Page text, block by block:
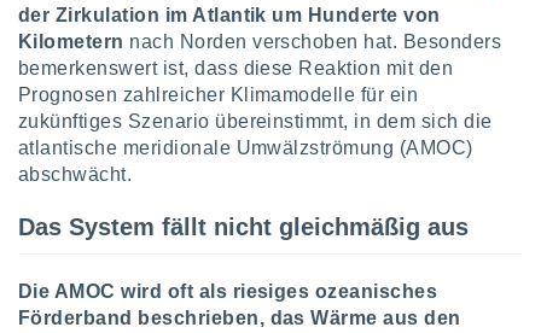
sind,
weiterhin
Sie
In
werden
der Zirkulation im Atlantik um Hunderte von
Kilometern nach Norden verschoben hat. Besonders
bemerkenswert ist, dass diese Reaktion mit den
Prognosen zahlreicher Klimamodelle für ein
zukünftiges Szenario übereinstimmt, in dem sich die
atlantische meridionale Umwälzströmung (AMOC)
abschwächt.
Das System fällt nicht gleichmäßig aus
Die AMOC wird oft als riesiges ozeanisches
Förderband beschrieben, das Wärme aus den